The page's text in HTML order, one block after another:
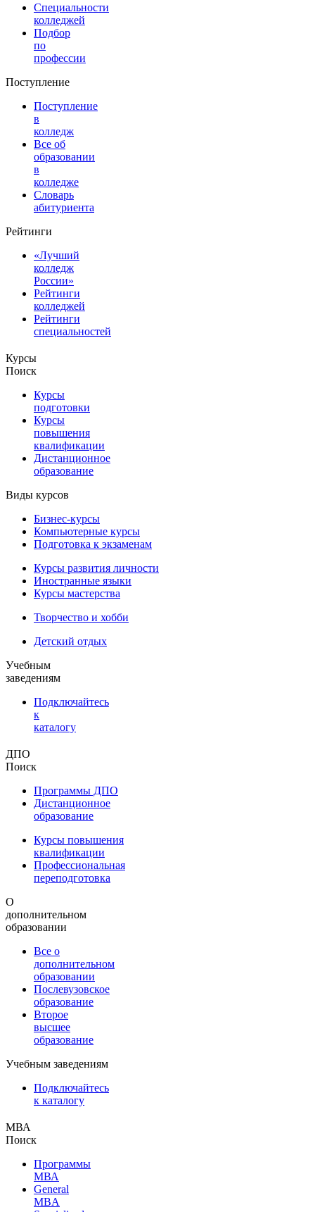
Специальности
колледжей
Подбор
по
профессии
Поступление
Поступление
в
колледж
Все об
образовании
в
колледже
Словарь
абитуриента
Рейтинги
«Лучший
колледж
России»
Рейтинги
колледжей
Рейтинги
специальностей
Курсы
Поиск
Курсы
подготовки
Курсы
повышения
квалификации
Дистанционное
образование
Виды курсов
Бизнес-курсы
Компьютерные курсы
Подготовка к экзаменам
Курсы развития личности
Иностранные языки
Курсы мастерства
Творчество и хобби
Детский отдых
Учебным
заведениям
Подключайтесь
к
каталогу
ДПО
Поиск
Программы ДПО
Дистанционное
образование
Курсы повышения
квалификации
Профессиональная
переподготовка
О
дополнительном
образовании
Все о
дополнительном
образовании
Послевузовское
образование
Второе
высшее
образование
Учебным заведениям
Подключайтесь
к каталогу
МВА
Поиск
Программы
МВА
General
MBA